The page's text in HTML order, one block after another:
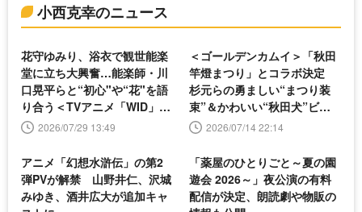
小西克幸のニュース
花守ゆみり、浴衣で観世能楽
堂に立ち大興奮…能楽師・川
口晃平らと“初心"や“花"を語
り合う＜TVアニメ「WID」ト
ークレポート＞
2026/07/29 13:49
＜ゴールデンカムイ＞「秋田
竿燈まつり」とコラボ決定
杉元らの勇ましい“まつり装
束”＆かわいい“秋田犬”ビジ
ュアル公開
2026/07/14 22:14
アニメ「幻想水滸伝」の第2
弾PVが解禁 山野井仁、沢城
みゆき、酒井広大が追加キャ
「薬屋のひとりごと～夏の園
遊会 2026～」夜公演の有料
配信が決定、朗読劇や物販の